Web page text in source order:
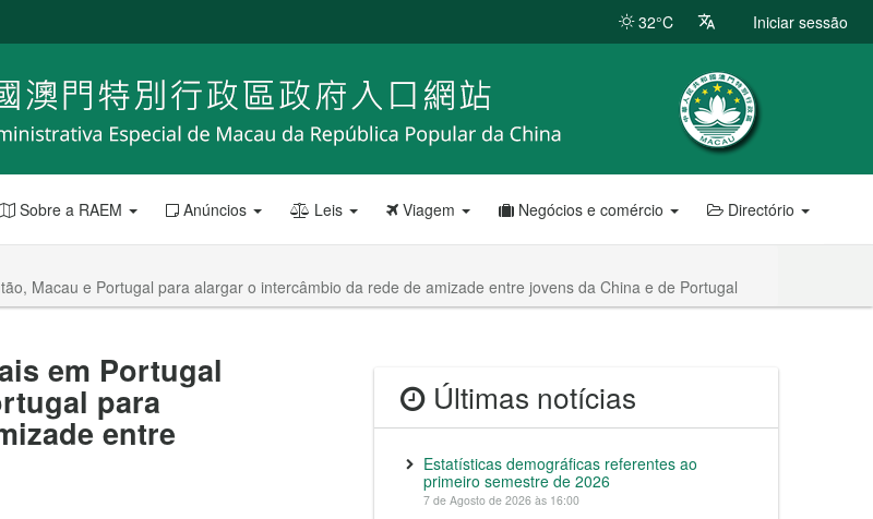
32°C Iniciar sessão
Sobre a RAEM Anúncios Leis Viagem Negócios e comércio Directório
Macau e Portugal para alargar o intercâmbio da rede de amizade entre jovens da China e de Portugal
em Portugal
para
entre
Últimas notícias
Estatísticas demográficas referentes ao
primeiro semestre de 2026
7 de Agosto de 2026 às 16:00